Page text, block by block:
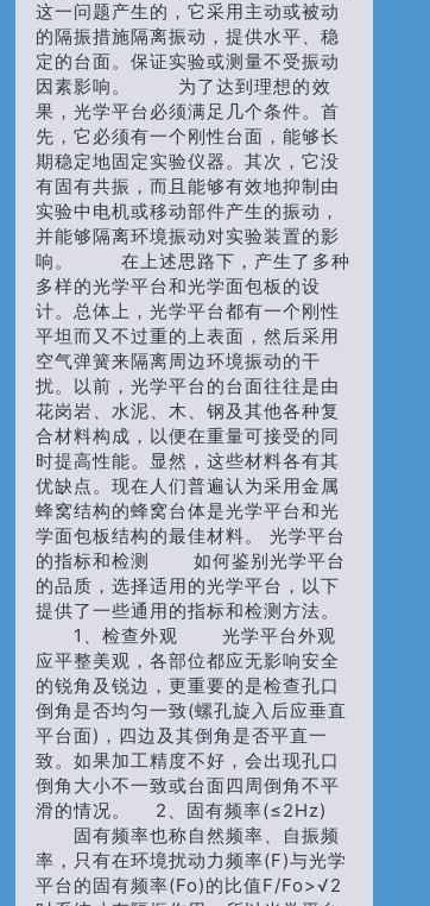
这一问题产生的，它采用主动或被动
的隔振措施隔离振动，提供水平、稳
定的台面。保证实验或测量不受振动
因素影响。 为了达到理想的效
果，光学平台必须满足几个条件。首
先，它必须有一个刚性台面，能够长
期稳定地固定实验仪器。其次，它没
有固有共振，而且能够有效地抑制由
实验中电机或移动部件产生的振动，
并能够隔离环境振动对实验装置的影
响。 在上述思路下，产生了多种
多样的光学平台和光学面包板的设
计。总体上，光学平台都有一个刚性
平坦而又不过重的上表面，然后采用
空气弹簧来隔离周边环境振动的干
扰。以前，光学平台的台面往往是由
花岗岩、水泥、木、钢及其他各种复
合材料构成，以便在重量可接受的同
时提高性能。显然，这些材料各有其
优缺点。现在人们普遍认为采用金属
蜂窝结构的蜂窝台体是光学平台和光
学面包板结构的最佳材料。 光学平台
的指标和检测 如何鉴别光学平台
的品质，选择适用的光学平台，以下
提供了一些通用的指标和检测方法。
1、检查外观 光学平台外观
应平整美观，各部位都应无影响安全
的锐角及锐边，更重要的是检查孔口
倒角是否均匀一致(螺孔旋入后应垂直
平台面)，四边及其倒角是否平直一
致。如果加工精度不好，会出现孔口
倒角大小不一致或台面四周倒角不平
滑的情况。 2、固有频率(≤2Hz)
固有频率也称自然频率、自振频
率，只有在环境扰动力频率(f)与光学
平台的固有频率(fo)的比值f/fo>√2